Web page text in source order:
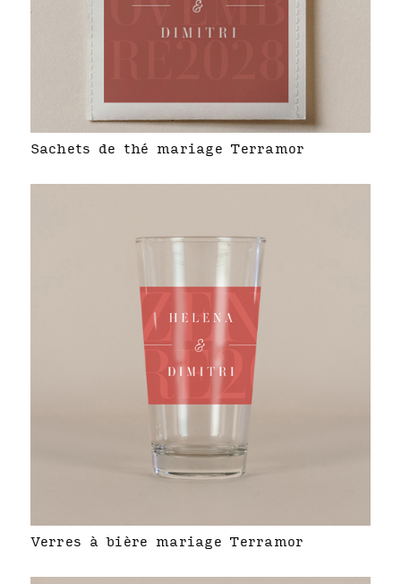
Sachets de thé mariage Terramor
Verres à bière mariage Terramor